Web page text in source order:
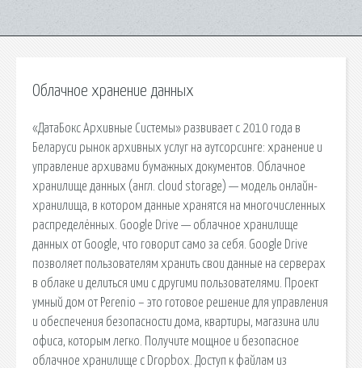
Облачное хранение данных
«ДатаБокс Архивные Системы» развивает с 2010 года в
Беларуси рынок архивных услуг на аутсорсинге: хранение и
управление архивами бумажных документов. Облачное
хранилище данных (англ. cloud storage) — модель онлайн-
хранилища, в котором данные хранятся на многочисленных
распределённых. Google Drive — облачное хранилище
данных от Google, что говорит само за себя. Google Drive
позволяет пользователям хранить свои данные на серверах
в облаке и делиться ими с другими пользователями. Проект
умный дом от Perenio – это готовое решение для управления
и обеспечения безопасности дома, квартиры, магазина или
офиса, которым легко. Получите мощное и безопасное
облачное хранилище с Dropbox. Доступ к файлам из